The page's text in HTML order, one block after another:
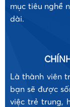
mục tiêu nghề
dài.
Là thành viên
bạn sẽ được
việc trẻ trung,